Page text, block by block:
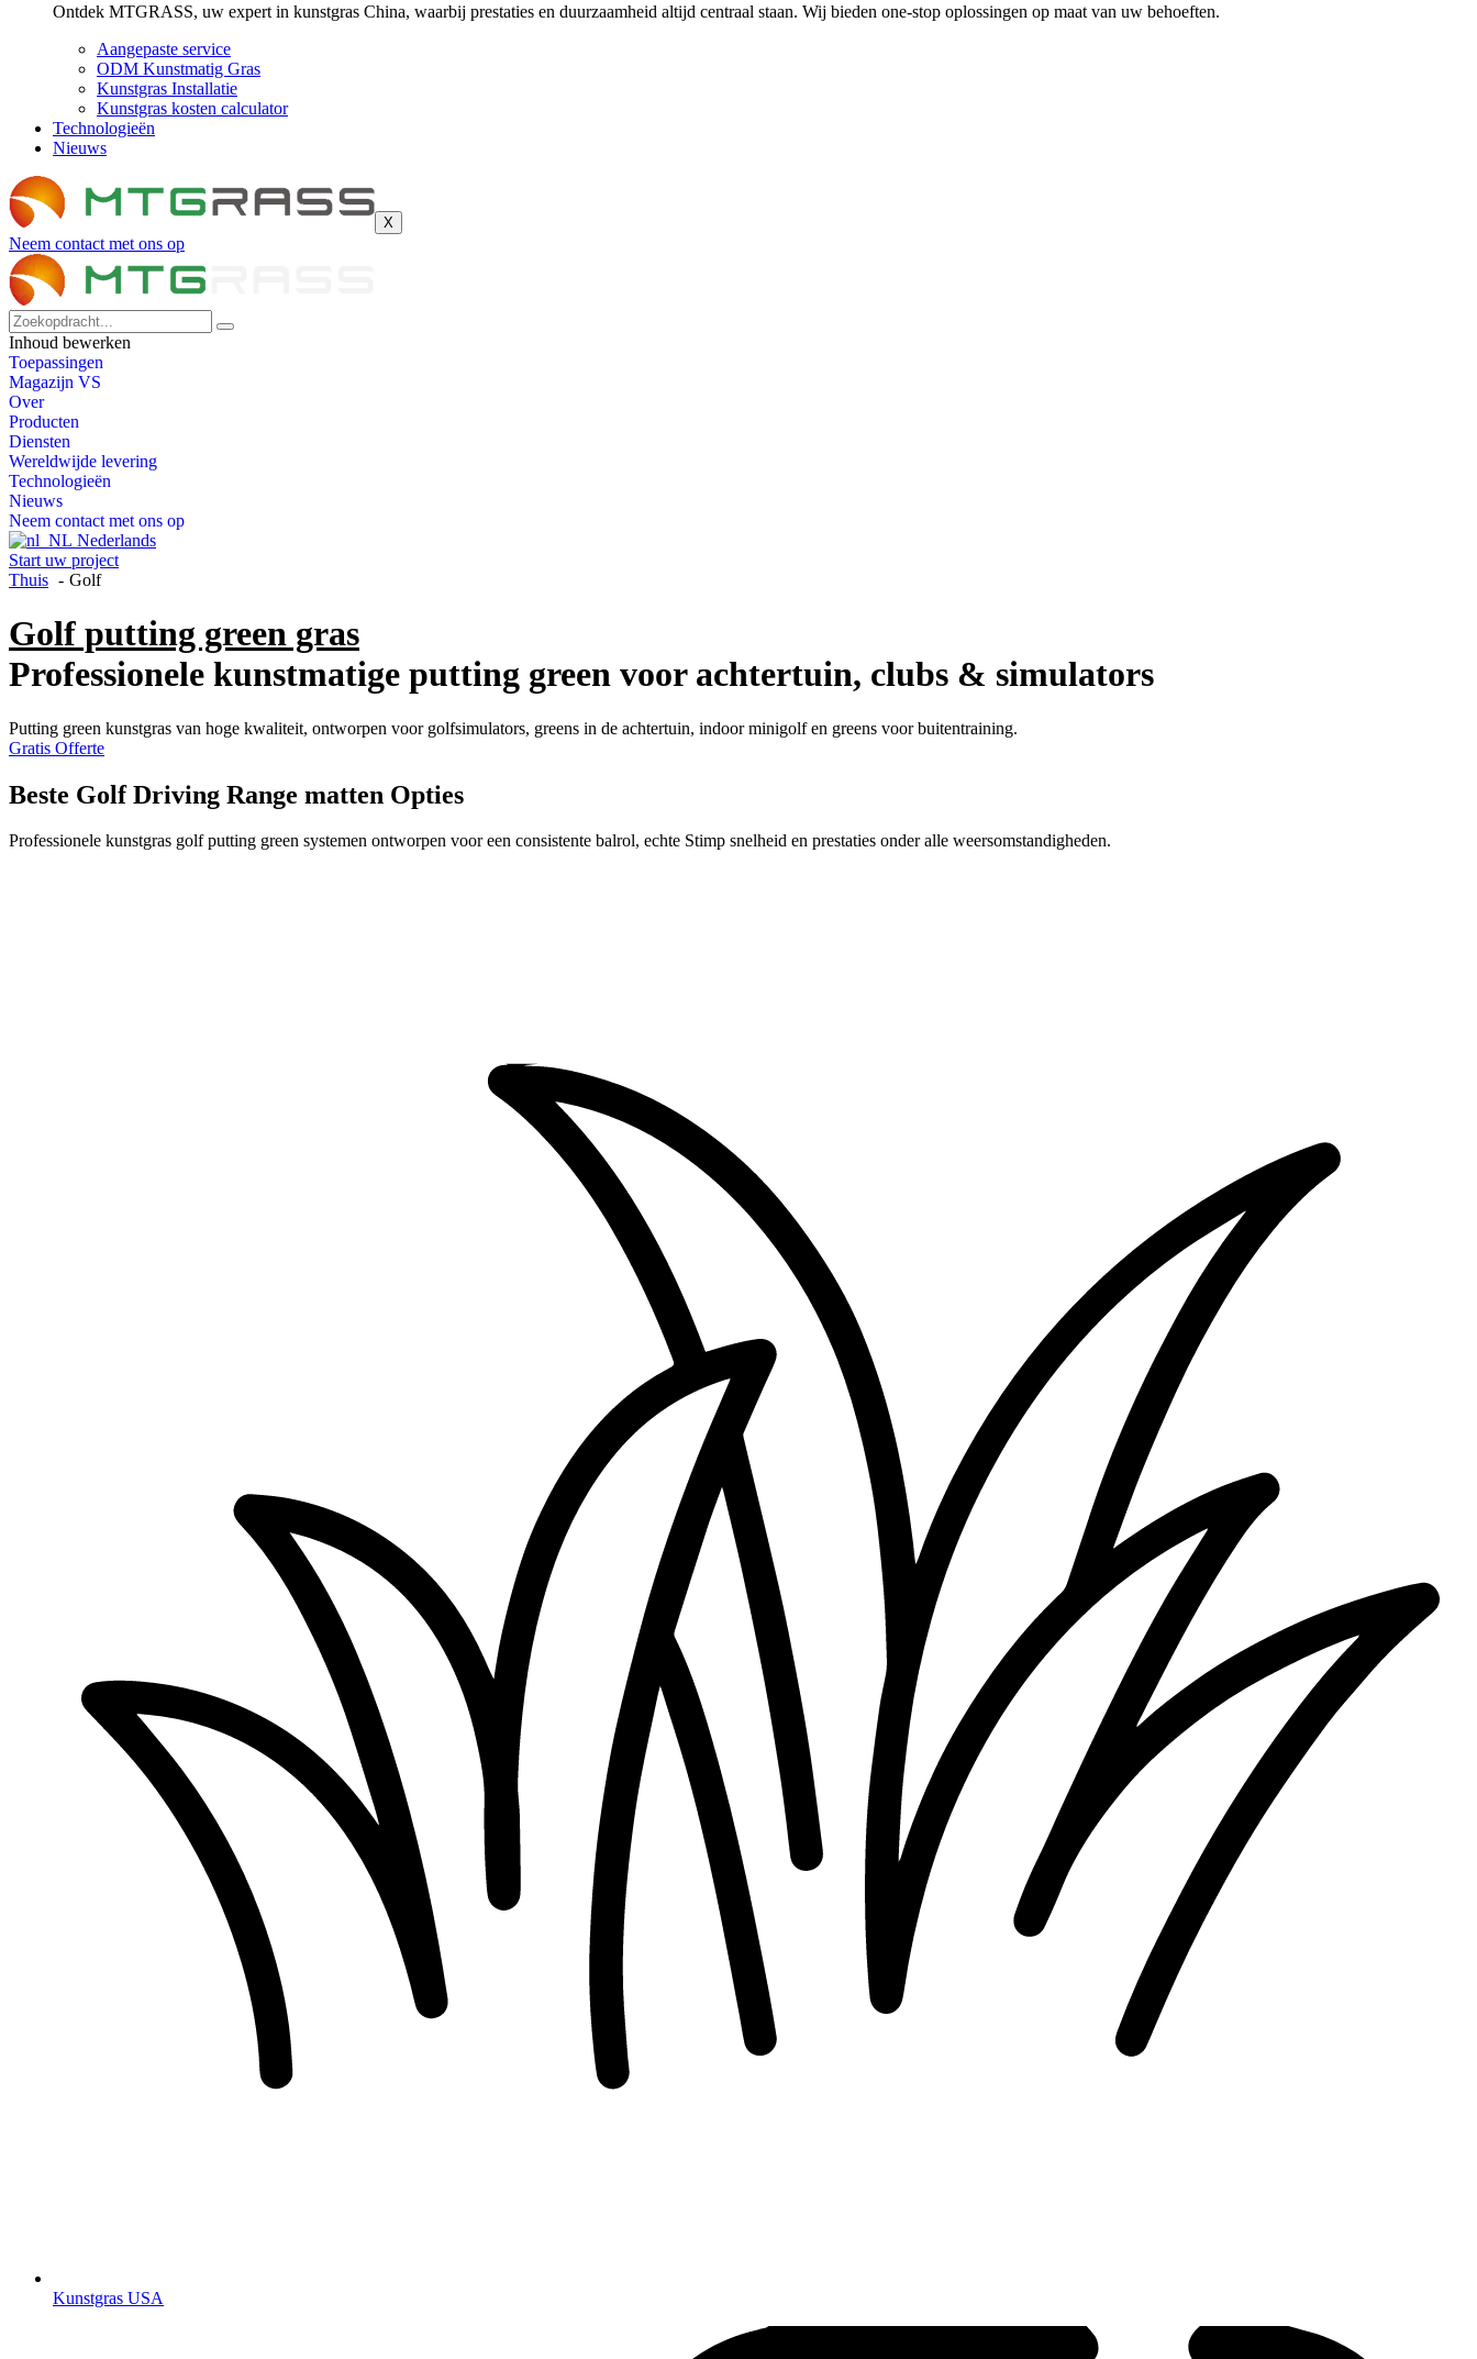
Ontdek MTGRASS, uw expert in kunstgras China, waarbij prestaties en duurzaamheid altijd centraal staan. Wij bieden one-stop oplossingen op maat van uw behoeften.
Aangepaste service
ODM Kunstmatig Gras
Kunstgras Installatie
Kunstgras kosten calculator
Technologieën
Nieuws
X
Neem contact met ons op
Inhoud bewerken
Toepassingen
Magazijn VS
Over
Producten
Diensten
Wereldwijde levering
Technologieën
Nieuws
Neem contact met ons op
Nederlands
Start uw project
Thuis
Golf
Golf putting green gras
Professionele kunstmatige putting green voor achtertuin, clubs & simulators
Putting green kunstgras van hoge kwaliteit, ontworpen voor golfsimulators, greens in de achtertuin, indoor minigolf en greens voor buitentraining.
Gratis Offerte
Beste Golf Driving Range matten Opties
Professionele kunstgras golf putting green systemen ontworpen voor een consistente balrol, echte Stimp snelheid en prestaties onder alle weersomstandigheden.
Kunstgras USA